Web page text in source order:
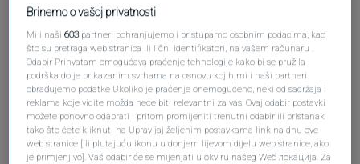
Pošalji komentar
Brinemo o vašoj privatnosti
Mi i naši603 partneri pohranjujemo i pristupamo osobnim podacima, kao
što su pretraga web stranica ili lični identifikatori, na vašem računaru .
Odabir Prihvatam omogućava praćenje tehnologije kako bi se pružila
podrška dolje prikazanim svrhama na osnovu kojih mi i naši partneri
obrađujemo podatke Ukoliko je praćenje onemogućeno, neki od sadržaja i
reklama koje vidite možda neće biti relevantni za vas. Ovaj odabir postavki
možete ponovno odabrati i pritom promijeniti trenutni odabir ili pristanak
tako što ćete kliknuti na Upravljaj željenim postavkama link na dnu ove
web stranice [ili plutajuću ikonu u donjem lijevom dijelu web stranice, ako
je primjenjivo]. Vaš odabir će se mijenjati u okviru našeg Wеб локација. Za